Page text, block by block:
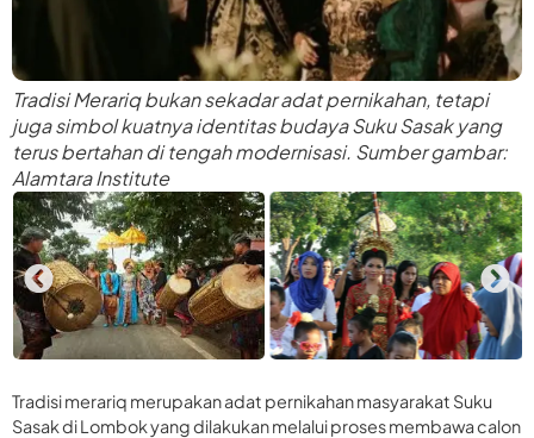
Tradisi Merariq bukan sekadar adat pernikahan, tetapi
juga simbol kuatnya identitas budaya Suku Sasak yang
terus bertahan di tengah modernisasi. Sumber gambar:
Alamtara Institute
Tradisi merariq merupakan adat pernikahan masyarakat Suku
Sasak di Lombok yang dilakukan melalui proses membawa calon